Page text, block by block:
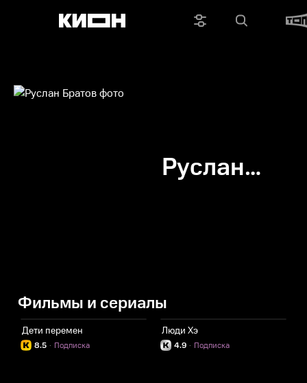
Руслан
Фильмы и сериалы
Дети перемен
8.5 Подписка
·
Люди Хэ
4.9 Подписка
·